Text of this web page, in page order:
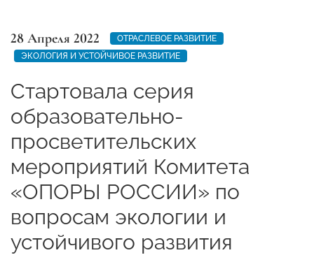
28 Апреля 2022
ОТРАСЛЕВОЕ РАЗВИТИЕ
ЭКОЛОГИЯ И УСТОЙЧИВОЕ РАЗВИТИЕ
Стартовала серия
образовательно-
просветительских
мероприятий Комитета
«ОПОРЫ РОССИИ» по
вопросам экологии и
устойчивого развития